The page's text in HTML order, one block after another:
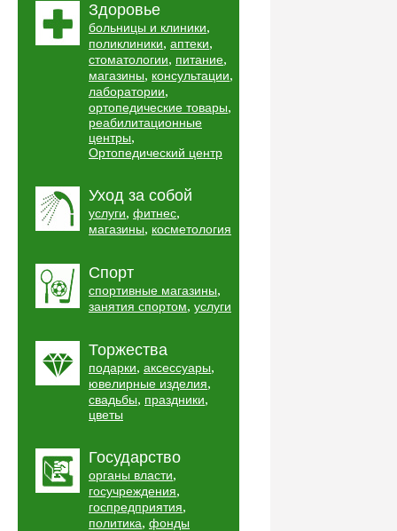
Здоровье
больницы и клиники,
поликлиники, аптеки,
стоматологии, питание,
магазины, консультации,
лаборатории,
ортопедические товары,
реабилитационные
центры,
Ортопедический центр
Уход за собой
услуги, фитнес,
магазины, косметология
Спорт
спортивные магазины,
занятия спортом, услуги
Торжества
подарки, аксессуары,
ювелирные изделия,
свадьбы, праздники,
цветы
Государство
органы власти,
госучреждения,
госпредприятия,
политика, фонды